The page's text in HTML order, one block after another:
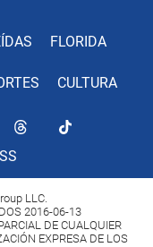
FLORIDA
CULTURA
LLC.
2016-06-13
DE CUALQUIER
EXPRESA DE LOS